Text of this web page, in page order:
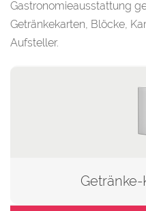
Gastronomieausstattung
Getränkekarten, Blöcke,
Aufsteller.